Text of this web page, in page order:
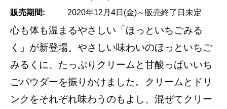
販売期間:
2020年12月4日(金)～販売終了日未定
心も体も温まるやさしい「ほっといちごみる
く」が新登場。やさしい味わいのほっといちご
みるくに、たっぷりクリームと甘酸っぱいいち
ごパウダーを振りかけました。クリームとドリ
ンクをそれぞれ味わうのもよし、混ぜてクリー